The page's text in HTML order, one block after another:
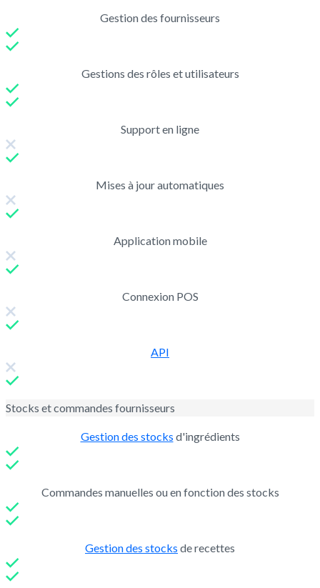
Gestion des fournisseurs
Gestions des rôles et utilisateurs
Support en ligne
Mises à jour automatiques
Application mobile
Connexion POS
API
Stocks et commandes fournisseurs
Gestion des stocks d'ingrédients
Commandes manuelles ou en fonction des stocks
Gestion des stocks de recettes